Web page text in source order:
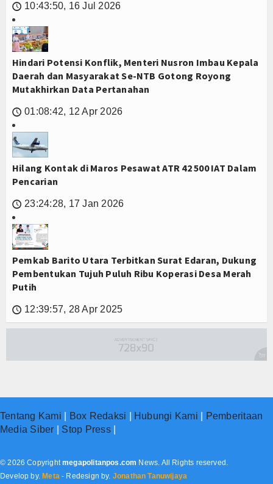
🕔 10:43:50, 16 Jul 2026
Hindari Potensi Konflik, Menteri Nusron Imbau Kepala
Daerah dan Masyarakat Se-NTB Gotong Royong
Mutakhirkan Data Pertanahan
🕔 01:08:42, 12 Apr 2026
Hilang Kontak di Maros Pesawat ATR 42 500 IAT Dalam
Pencarian
🕔 23:24:28, 17 Jan 2026
Pemkab Barito Utara Terbitkan Surat Edaran, Dukung
Pembentukan Tujuh Puluh Ribu Koperasi Desa Merah
Putih
🕔 12:39:57, 28 Apr 2025
Tentang Kami Box Redaksi Hubungi Kami
Pemberitaan
Media Siber
Stop Press|
© 2026 Copyrightmegapolitanpos.com News. All Rights reserved.
Develop by. Meta- Redesign by. Jonathan Tanuwijaya